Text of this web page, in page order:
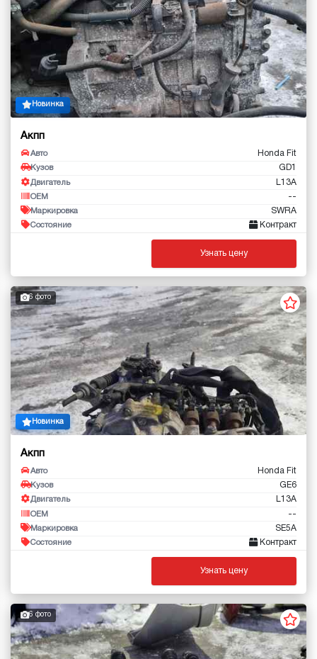
Новинка
Акпп
Авто Honda Fit
Кузов GD1
Двигатель L13A
OEM --
Маркировка SWRA
Состояние Контракт
Узнать цену
6 фото
Новинка
Акпп
Авто Honda Fit
Кузов GE6
Двигатель L13A
OEM --
Маркировка SE5A
Состояние Контракт
Узнать цену
6 фото